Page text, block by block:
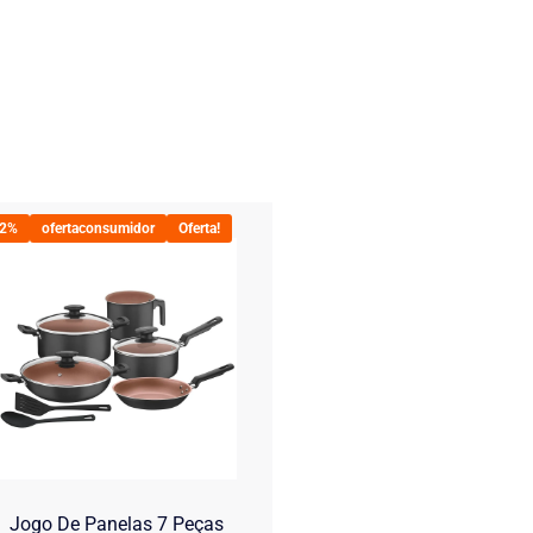
ofertaconsumidor Oferta!
Jogo De Panelas 7 Peças